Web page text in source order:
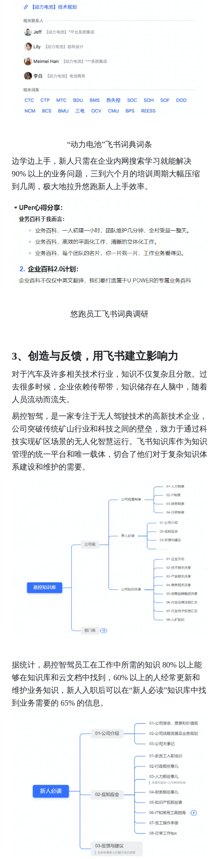
“动力电池”飞书词典词条
边学边上手，新人只需在企业内网搜索学习就能解决
90% 以上的业务问题，三到六个月的培训周期大幅压缩
到几周，极大地拉升悠跑新人上手效率。
悠跑员工飞书词典调研
3、创造与反馈，用飞书建立影响力
对于汽车及许多相关技术行业，知识不仅复杂且分散。过
去很多时候，企业依赖传帮带，知识储存在人脑中，随着
人员流动而流失。
易控智驾，是一家专注于无人驾驶技术的高新技术企业，
公司突破传统矿山行业和科技之间的壁垒，致力于通过科
技实现矿区场景的无人化智慧运行。飞书知识库作为知识
管理的统一平台和唯一载体，切合了他们对于复杂知识体
系建设和维护的需要。
据统计，易控智驾员工在工作中所需的知识 80% 以上能
够在知识库和云文档中找到，60% 以上的人经常更新和
维护业务知识，新人入职后可以在“新人必读”知识库中找
到业务需要的 65% 的信息。